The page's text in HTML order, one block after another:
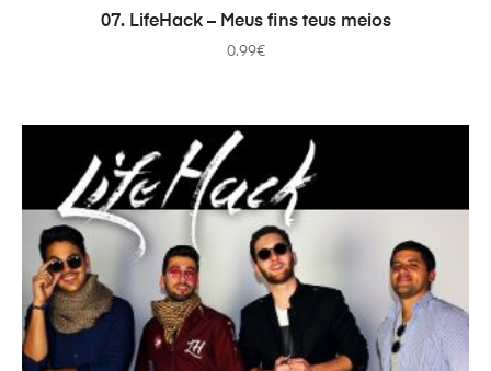
IN DEN WARENKORB
07. LifeHack – Meus fins teus meios
0.99€